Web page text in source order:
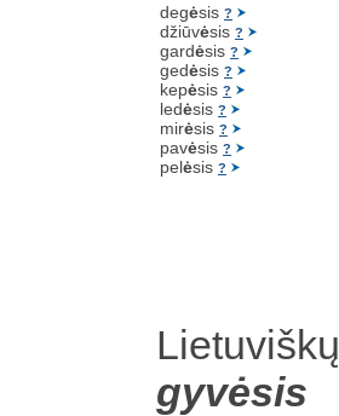
degėsis ?
džiūvėsis ?
gardėsis ?
gedėsis ?
kepėsis ?
ledėsis ?
mirėsis ?
pavėsis ?
pelėsis ?
Lietuviškų
gyvėsis